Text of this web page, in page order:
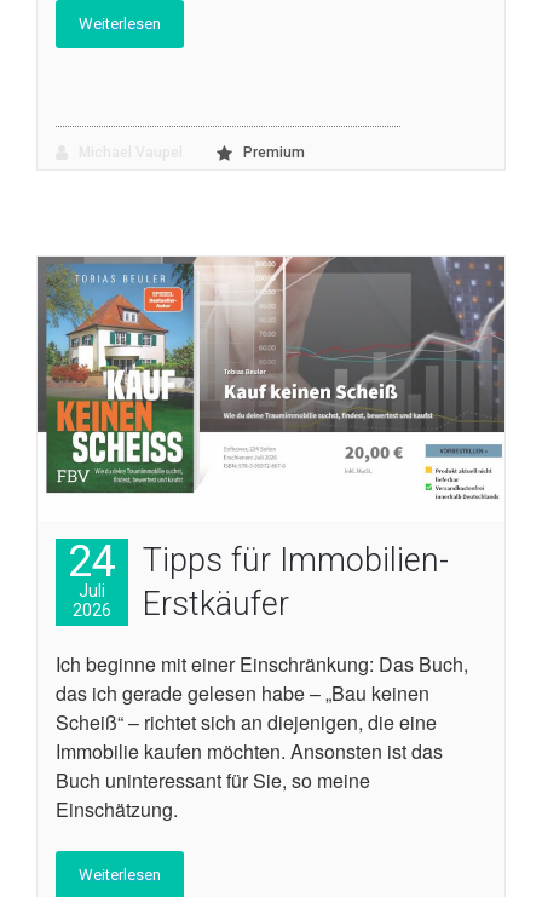
Weiterlesen
Premium
24
Juli
2026
Tipps für Immobilien-
Erstkäufer
Ich beginne mit einer Einschränkung: Das Buch,
das ich gerade gelesen habe – „Bau keinen
Scheiß“ – richtet sich an diejenigen, die eine
Immobilie kaufen möchten. Ansonsten ist das
Buch uninteressant für Sie, so meine
Einschätzung.
Weiterlesen